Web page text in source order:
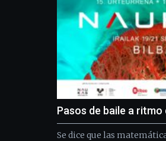
Pasos de baile a
Se dice que las